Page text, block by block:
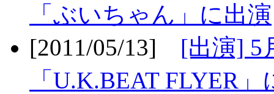
「ぶいちゃん」に出演
[2011/05/13] [出演] 5
「U.K.BEAT FLYER